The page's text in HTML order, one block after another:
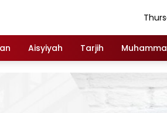
Aisyiyah Tarjih